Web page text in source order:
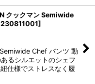
クックマン Semiwide
]
Chef パンツ 動
るシルエットのシェフ
仕様でストレスなく履